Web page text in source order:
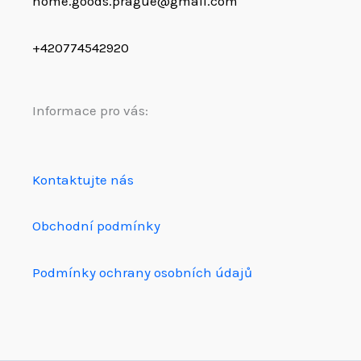
+420774542920
Informace pro vás:
Kontaktujte nás
Obchodní podmínky
Podmínky ochrany osobních údajů